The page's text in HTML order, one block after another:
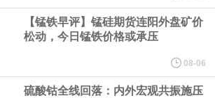
额的0.21%，成交价54.3元，较市场收盘价54.3元持
【锰铁早评】锰硅期货连阳外盘矿价
松动，今日锰铁价格或承压
08-06
硫酸钴全线回落：内外宏观共振施压